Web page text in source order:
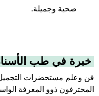
صحية وجميلة.
خبرة في طب
فن وعلم مستحضرات
المحترفون ذوو المعرفة